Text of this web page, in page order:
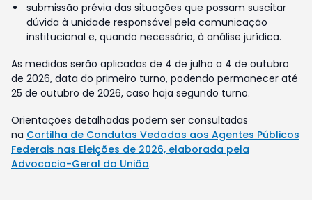
submissão prévia das situações que possam suscitar
dúvida à unidade responsável pela comunicação
institucional e, quando necessário, à análise jurídica.
As medidas serão aplicadas de 4 de julho a 4 de outubro
de 2026, data do primeiro turno, podendo permanecer até
25 de outubro de 2026, caso haja segundo turno.
Orientações detalhadas podem ser consultadas
na Cartilha de Condutas Vedadas aos Agentes Públicos
Federais nas Eleições de 2026, elaborada pela
Advocacia-Geral da União.